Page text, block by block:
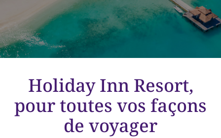
Holiday Inn Resort,
pour toutes vos façons
de voyager